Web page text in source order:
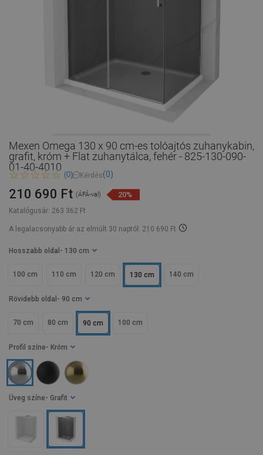
Mexen Omega 130 x 90 cm-es tolóajtós zuhanykabin,
grafit, króm + Flat zuhanytálca, fehér - 825-130-090-
01-40-4010
(0) Kérdés(0)
Katalógusár: 263 362 Ft
210 690 Ft (ÁFÁ-val) 20%
A legalacsonyabb ár az elmúlt 30 naptól: 210 690 Ft
Hosszabb oldal - 130 cm
100 cm 110 cm 120 cm 130 cm 140 cm
Rövidebb oldal - 90 cm
70 cm 80 cm 90 cm 100 cm
Üveg színe - Grafit
Profil színe - Króm